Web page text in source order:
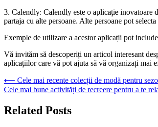
3. Calendly: Calendly este o aplicație inovatoare
partaja cu alte persoane. Alte persoane pot
Exemple de utilizare a acestor aplicații pot
Vă invităm să descoperiți un articol interesant
aplicațiilor care vă pot ajuta să vă organizați mai
Navigare
în
articole
⟵ Cele mai recente colecții de modă pentru
Cele mai bune activități de recreere pentru a te
Related Posts